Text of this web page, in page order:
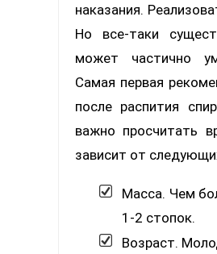
наказания.
Но все-таки
может частично
Самая первая
после распития
важно просчитать
зависит от
Масса. Чем
1-2 стопок.
Возраст.